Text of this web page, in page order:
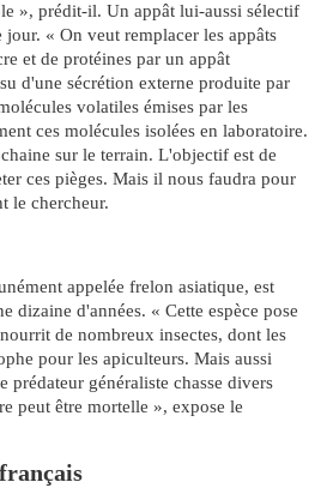
», prédit-il. Un appât lui-aussi sélectif
« On veut remplacer les appâts
et de protéines par un appât
d'une sécrétion externe produite par
volatiles émises par les
ces molécules isolées en laboratoire.
sur le terrain. L'objectif est de
ces pièges. Mais il nous faudra pour
le chercheur.
appelée frelon asiatique, est
dizaine d'années. « Cette espèce pose
de nombreux insectes, dont les
pour les apiculteurs. Mais aussi
prédateur généraliste chasse divers
peut être mortelle », expose le